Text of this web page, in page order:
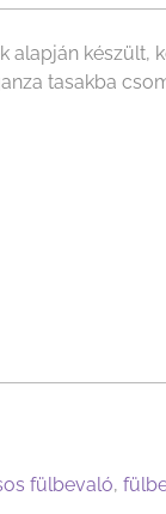
alapján készült,
tasakba
fülbevaló,